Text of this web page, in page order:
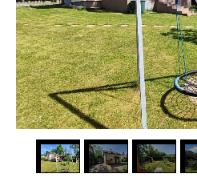
1/24